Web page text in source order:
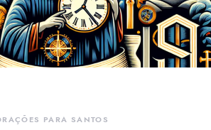
PARA SANTOS